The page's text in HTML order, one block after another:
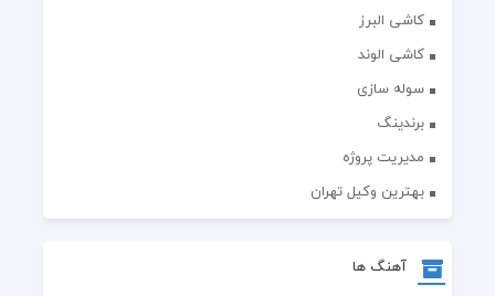
کاشی البرز
کاشی الوند
سوله سازی
برندینگ
مدیریت پروژه
بهترین وکیل تهران
آهنگ ها